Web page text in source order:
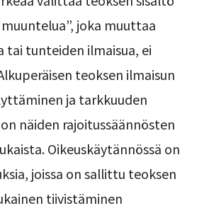
joka muuttaa
tai tunteiden ilmaisua, ei
teoksen ilmaisun
ja tarkkuuden
näiden rajoitussäännösten
Oikeuskäytännössä on
joissa on sallittu teoksen
tiivistäminen